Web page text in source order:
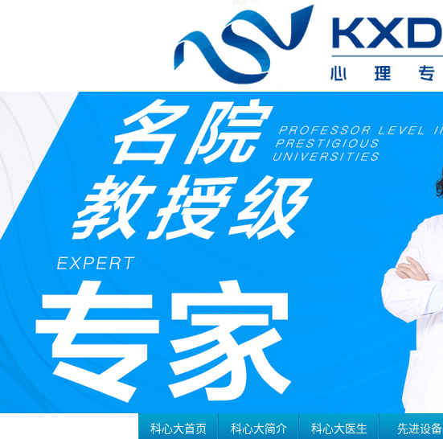
科心大首页 科心大简介 科心大医生 先进设备